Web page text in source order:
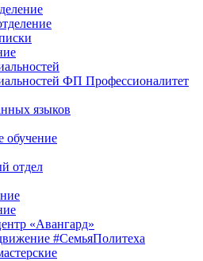
ФП Профессионалитет
языков
обучение
отдел
«Авангард»
#СемьяПолитеха